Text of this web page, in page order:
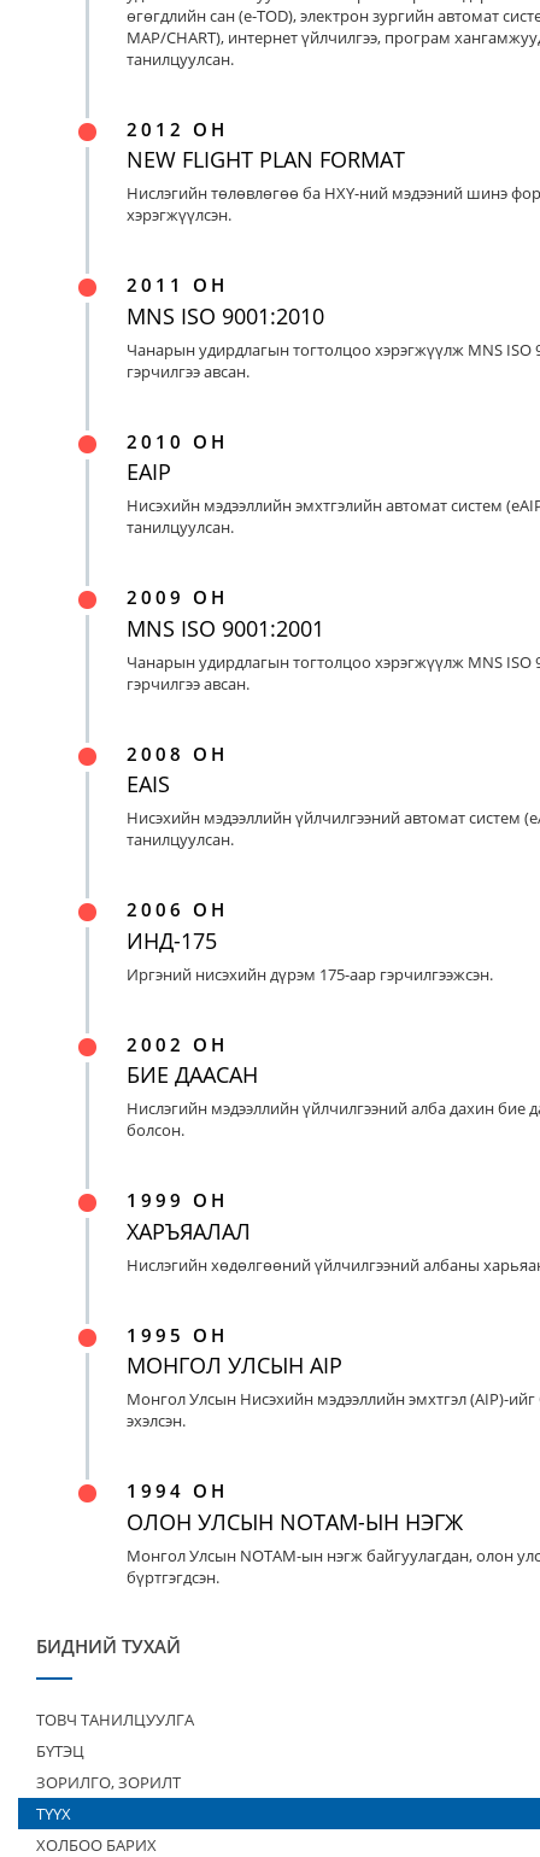
өгөгдлийн сан (e-TOD), электрон зургийн автомат
MAP/CHART), интернет үйлчилгээ, програм
танилцуулсан.
2012 ОН
NEW FLIGHT PLAN FORMAT
Нислэгийн төлөвлөгөө ба НХҮ-ний мэдээний шинэ
хэрэгжүүлсэн.
2011 ОН
MNS ISO 9001:2010
Чанарын удирдлагын тогтолцоо хэрэгжүүлж MNS ISO
гэрчилгээ авсан.
2010 ОН
EAIP
Нисэхийн мэдээллийн эмхтгэлийн автомат систем
танилцуулсан.
2009 ОН
MNS ISO 9001:2001
Чанарын удирдлагын тогтолцоо хэрэгжүүлж MNS ISO
гэрчилгээ авсан.
2008 ОН
EAIS
Нисэхийн мэдээллийн үйлчилгээний автомат систем
танилцуулсан.
2006 ОН
ИНД-175
Иргэний нисэхийн дүрэм 175-аар гэрчилгээжсэн.
2002 ОН
БИЕ ДААСАН
Нислэгийн мэдээллийн үйлчилгээний алба дахин бие
болсон.
1999 ОН
ХАРЪЯАЛАЛ
Нислэгийн хөдөлгөөний үйлчилгээний албаны
1995 ОН
МОНГОЛ УЛСЫН AIP
Монгол Улсын Нисэхийн мэдээллийн эмхтгэл (AIP)-
эхэлсэн.
1994 ОН
ОЛОН УЛСЫН NOTAM-ЫН НЭГЖ
Монгол Улсын NOTAM-ын нэгж байгуулагдан, олон
бүртгэгдсэн.
БИДНИЙ ТУХАЙ
ТОВЧ ТАНИЛЦУУЛГА
БҮТЭЦ
ЗОРИЛГО, ЗОРИЛТ
ТҮҮХ
ХОЛБОО БАРИХ